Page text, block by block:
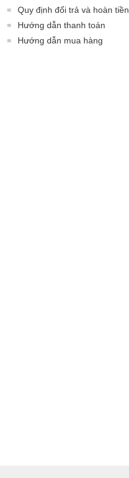
Quy định đổi trả và hoàn tiền
Hướng dẫn thanh toán
Hướng dẫn mua hàng